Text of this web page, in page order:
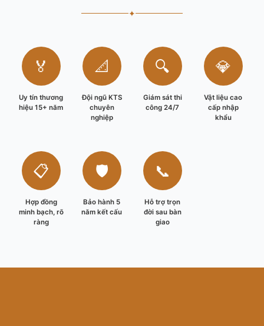
✦
🏅
Uy tín thương
hiệu 15+ năm
📐
Đội ngũ KTS
chuyên
nghiệp
🔍
Giám sát thi
công 24/7
💎
Vật liệu cao
cấp nhập
khẩu
📋
Hợp đồng
minh bạch, rõ
ràng
🛡️
Bảo hành 5
năm kết cấu
📞
Hỗ trợ trọn
đời sau bàn
giao